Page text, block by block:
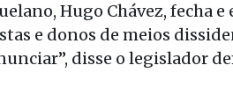
Hugo Chávez, fecha
e donos de meios
disse o legislador